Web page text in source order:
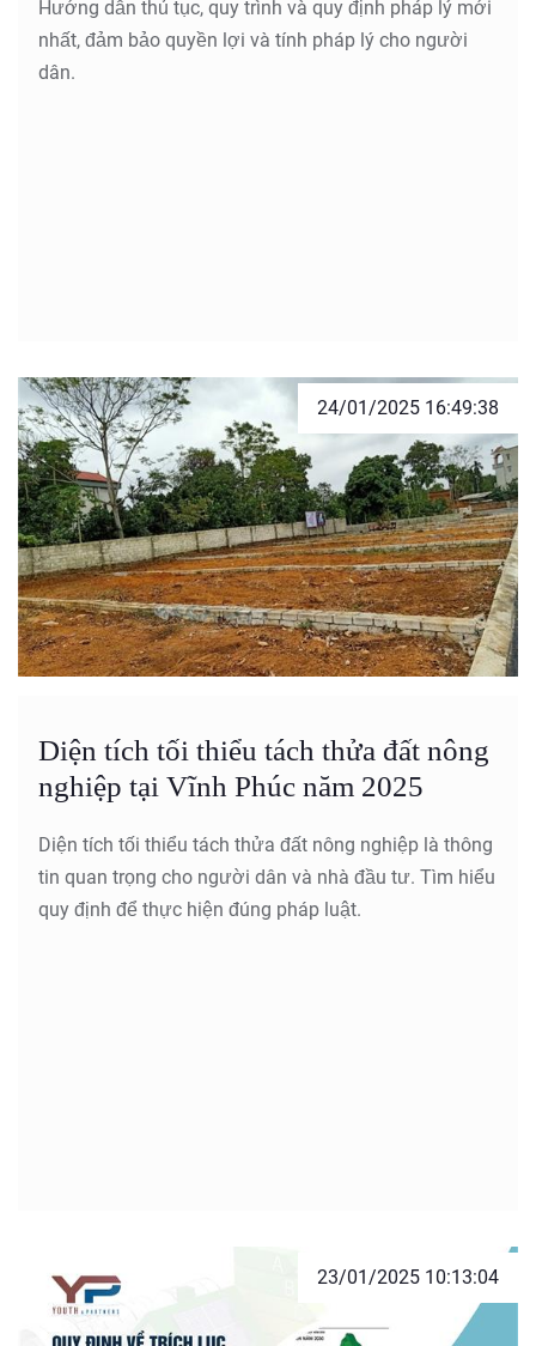
Hướng dẫn thủ tục, quy trình và quy định pháp lý mới
nhất, đảm bảo quyền lợi và tính pháp lý cho người
dân.
24/01/2025 16:49:38
Diện tích tối thiểu tách thửa đất nông
nghiệp tại Vĩnh Phúc năm 2025
Diện tích tối thiểu tách thửa đất nông nghiệp là thông
tin quan trọng cho người dân và nhà đầu tư. Tìm hiểu
quy định để thực hiện đúng pháp luật.
23/01/2025 10:13:04